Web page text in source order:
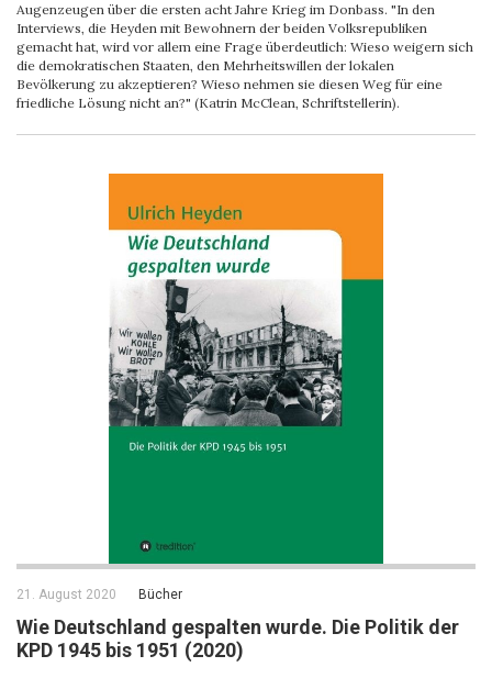
Augenzeugen über die ersten acht Jahre Krieg im Donbass. "In den
Interviews, die Heyden mit Bewohnern der beiden Volksrepubliken
gemacht hat, wird vor allem eine Frage überdeutlich: Wieso weigern sich
die demokratischen Staaten, den Mehrheitswillen der lokalen
Bevölkerung zu akzeptieren? Wieso nehmen sie diesen Weg für eine
friedliche Lösung nicht an?" (Katrin McClean, Schriftstellerin).
21. August 2020 Bücher
Wie Deutschland gespalten wurde. Die Politik der
KPD 1945 bis 1951 (2020)